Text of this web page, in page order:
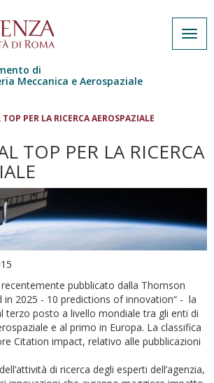
di
Meccanica e Aerospaziale
PER LA RICERCA AEROSPAZIALE
TOP PER LA RICERCA
pubblicato dalla Thomson
in 2025 - 10 predictions of innovation“ - la
terzo posto a livello mondiale tra gli enti di
e al primo in Europa. La classifica
Citation impact, relativo alle pubblicazioni
di ricerca degli esperti dell’agenzia,